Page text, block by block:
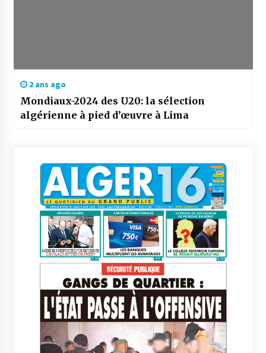
2 ans ago
Mondiaux-2024 des U20: la sélection
algérienne à pied d’œuvre à Lima